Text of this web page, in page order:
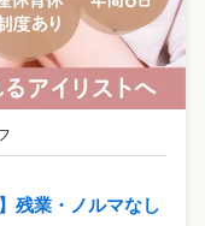
残業・ノルマなし